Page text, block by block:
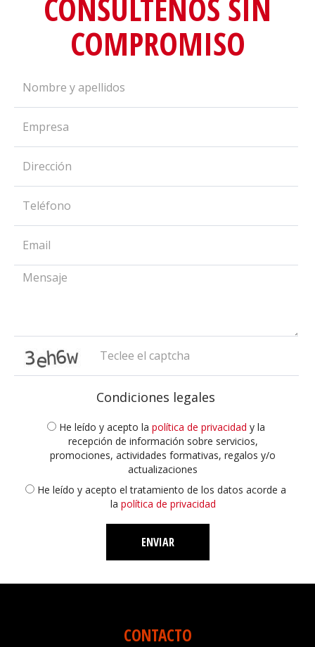
COMPROMISO
Condiciones legales
He leído y acepto la política de privacidad y la
recepción de información sobre servicios,
promociones, actividades formativas, regalos y/o
actualizaciones
He leído y acepto el tratamiento de los datos acorde a
la política de privacidad
ENVIAR
CONTACTO